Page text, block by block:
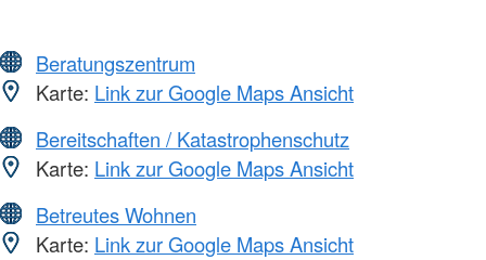
Beratungszentrum
Karte: Link zur Google Maps Ansicht
Bereitschaften / Katastrophenschutz
Karte: Link zur Google Maps Ansicht
Betreutes Wohnen
Karte: Link zur Google Maps Ansicht